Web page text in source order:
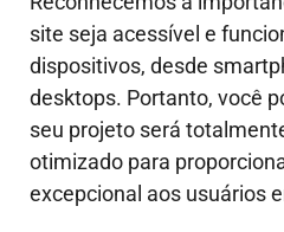
site seja acessível e
dispositivos, desde
desktops. Portanto, você
seu projeto será
otimizado para
excepcional aos usuários